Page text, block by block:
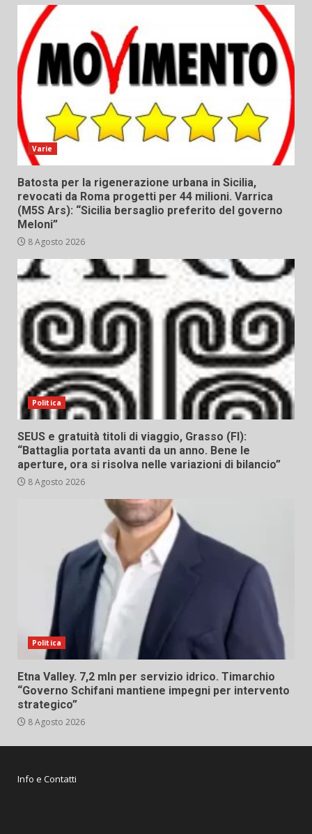
Varie
Batosta per la rigenerazione urbana in Sicilia,
revocati da Roma progetti per 44 milioni. Varrica
(M5S Ars): “Sicilia bersaglio preferito del governo
Meloni”
8 Agosto 2026
Politica
SEUS e gratuità titoli di viaggio, Grasso (FI):
“Battaglia portata avanti da un anno. Bene le
aperture, ora si risolva nelle variazioni di bilancio”
8 Agosto 2026
Politica
Etna Valley. 7,2 mln per servizio idrico. Timarchio
“Governo Schifani mantiene impegni per intervento
strategico”
8 Agosto 2026
Info e Contatti